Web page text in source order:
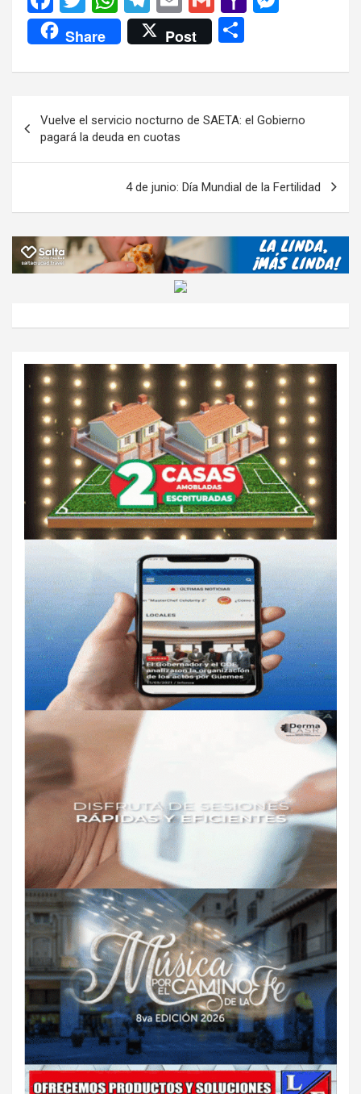
a
ce
b
o
k
wi
tt
er
h
at
s
p
p
el
e
gr
m
m
ail
m
ail
o
M
ail
n
er
Share Post
m
p
ar
tir
de
entradas
Vuelve el servicio nocturno de SAETA: el Gobierno
pagará la deuda en cuotas
4 de junio: Día Mundial de la Fertilidad